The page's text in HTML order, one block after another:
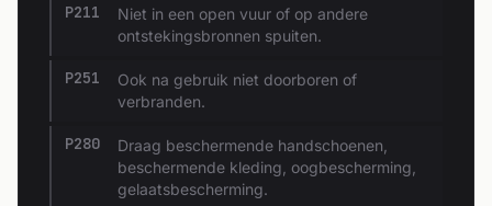
P211
Niet in een open vuur of op andere
ontstekingsbronnen spuiten.
P251
Ook na gebruik niet doorboren of
verbranden.
P280
Draag beschermende handschoenen,
beschermende kleding, oogbescherming,
gelaatsbescherming.